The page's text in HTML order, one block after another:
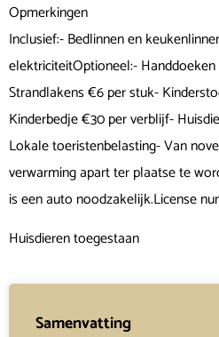
Opmerkingen
Inclusief:- Bedlinnen en
elektriciteitOptioneel:-
Strandlakens €6 per stuk-
Kinderbedje €30 per verblijf-
Lokale toeristenbelasting- Van
verwarming apart ter plaatse te
is een auto noodzakelijk.License
Huisdieren toegestaan
Samenvatting